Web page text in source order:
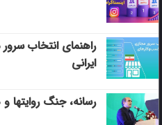
راهنمای انتخاب
ایرانی
رسانه، جنگ روایتها